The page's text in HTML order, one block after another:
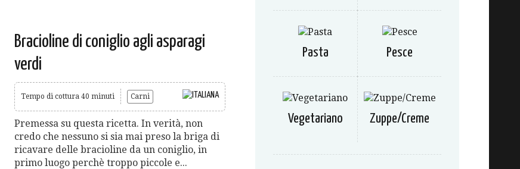
Bracioline di coniglio agli asparagi
verdi
Tempo di cottura 40 minuti Carni
Premessa su questa ricetta. In verità, non
credo che nessuno si sia mai preso la briga di
ricavare delle bracioline da un coniglio, in
primo luogo perchè troppo piccole e...
Pasta Pesce
Vegetariano Zuppe/Creme